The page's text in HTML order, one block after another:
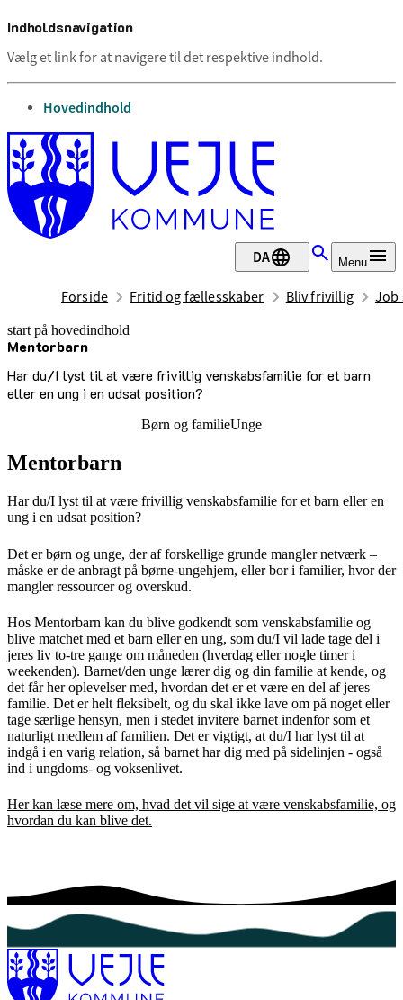
Indholdsnavigation
Vælg et link for at navigere til det respektive indhold.
gå til
Hovedindhold
DA Menu
Forside Fritid og fællesskaber Bliv frivillig Job
start på hovedindhold
Mentorbarn
Har du/I lyst til at være frivillig venskabsfamilie for et barn
eller en ung i en udsat position?
senest opdateret 17. december 2025
Børn og familieUnge
Mentorbarn
Har du/I lyst til at være frivillig venskabsfamilie for et barn eller en
ung i en udsat position?
Det er børn og unge, der af forskellige grunde mangler netværk –
måske er de anbragt på børne-ungehjem, eller bor i familier, hvor der
mangler ressourcer og overskud.
Hos Mentorbarn kan du blive godkendt som venskabsfamilie og
blive matchet med et barn eller en ung, som du/I vil lade tage del i
jeres liv to-tre gange om måneden (hverdag eller nogle timer i
weekenden). Barnet/den unge lærer dig og din familie at kende, og
det får her oplevelser med, hvordan det er et være en del af jeres
familie. Det er helt fleksibelt, og du skal ikke lave om på noget eller
tage særlige hensyn, men i stedet invitere barnet indenfor som et
naturligt medlem af familien. Det er vigtigt, at du/I har lyst til at
indgå i en varig relation, så barnet har dig med på sidelinjen - også
ind i ungdoms- og voksenlivet.
Her kan læse mere om, hvad det vil sige at være venskabsfamilie, og
hvordan du kan blive det.